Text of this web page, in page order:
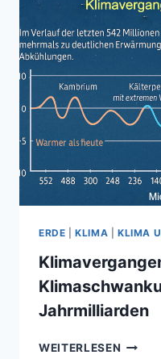
–
DER
URZEIT
ERDE |KLIMA KLIMA
Jahrmilliarden
WEITERLESEN